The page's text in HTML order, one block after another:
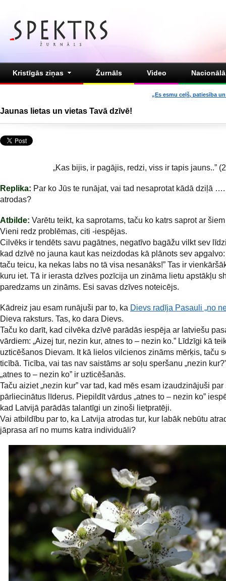
Kristīgās ziņas Žurnāls Video
„Es esmu ceļš, patiesība
Jaunas lietas un vietas Tavā dzīvē!
„Kas bijis, ir pagājis, redzi, viss ir tapis jauns..”
Replika: Par ko Jūs te runājat, vai tad nesaprotat kādā dziļā
atrodas?
Atbilde: Varētu teikt, ka saprotams, taču ko katrs saprot ar
Vieni redz problēmas, citi -iespējas.
Cilvēks ir tendēts savu pagātnes, negatīvo bagāžu vilkt sev
kad dzīvē no jauna kaut kas neizdodas kā plānots sev apgalvo:
taču teicu, ka nekas labs no tā visa nesanāks!” Tas ir
kuru iet. Tā ir ierasta dzīves pozīcija un zināma lietu apstākļu
paredzams un zināms. Esi savas dzīves noteicējs.
Kādreiz jau esam runājuši par to, ka Dievs radīja Pasauli „no
Dieva raksturs. Tas, ko dara Dievs.
Taču ko darīt, kad cilvēka dzīvē parādās iespēja ar latviešu
vārdiem: „Aizej tur, nezin kur, atnes to – nezin ko.” Līdzīgi kā
uzticēšanos Dievam. It kā lielos vilcienos zināms mērķis, taču
ticībā. Ticība, vai tas nav saistāms ar soļu speršanu „nezin
„atnes to – nezin ko” ir uzticēšanās.
Taču aiziet „nezin kur” var tad, kad mēs esam izaudzinājuši par
pārliecinātus līderus. Piepildīt vārdus „atnes to – nezin ko”
kad Latvijā parādās talantīgi un zinoši lietpratēji.
Vai atbildību par to, ka Latvija atrodas tur, kur labāk nebūtu
jāprasa arī no mums katra individuāli?